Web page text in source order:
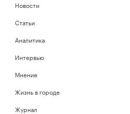
Новости
Статьи
Аналитика
Интервью
Мнение
Жизнь в городе
Журнал